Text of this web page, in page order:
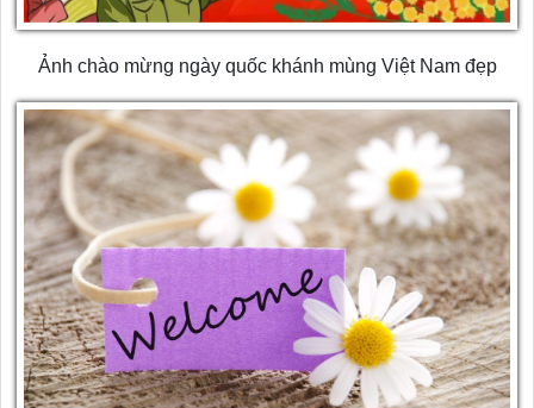
Ảnh chào mừng ngày quốc khánh mùng Việt Nam đẹp